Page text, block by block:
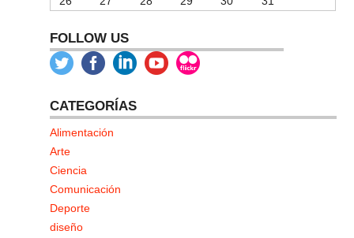
FOLLOW US
CATEGORÍAS
Alimentación
Arte
Ciencia
Comunicación
Deporte
diseño